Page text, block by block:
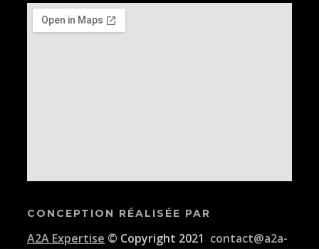
CONCEPTION RÉALISÉE PAR
A2A Expertise © Copyright 2021 contact@a2a-